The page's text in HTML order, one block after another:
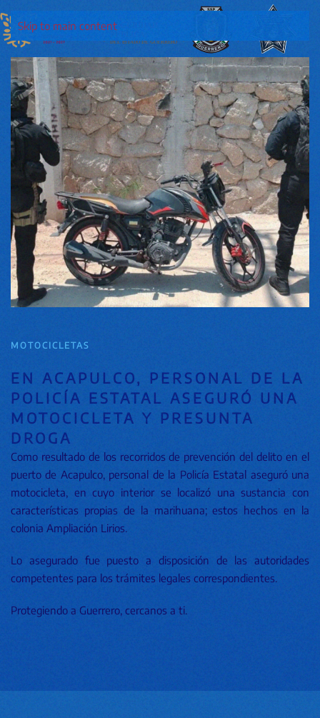
Skip to main content
MOTOCICLETAS
EN ACAPULCO, PERSONAL DE LA
POLICÍA ESTATAL ASEGURÓ UNA
MOTOCICLETA Y PRESUNTA
DROGA
Como resultado de los recorridos de prevención del delito en el
puerto de Acapulco, personal de la Policía Estatal aseguró una
motocicleta, en cuyo interior se localizó una sustancia con
características propias de la marihuana; estos hechos en la
colonia Ampliación Lirios.
Lo asegurado fue puesto a disposición de las autoridades
competentes para los trámites legales correspondientes.
Protegiendo a Guerrero, cercanos a ti.